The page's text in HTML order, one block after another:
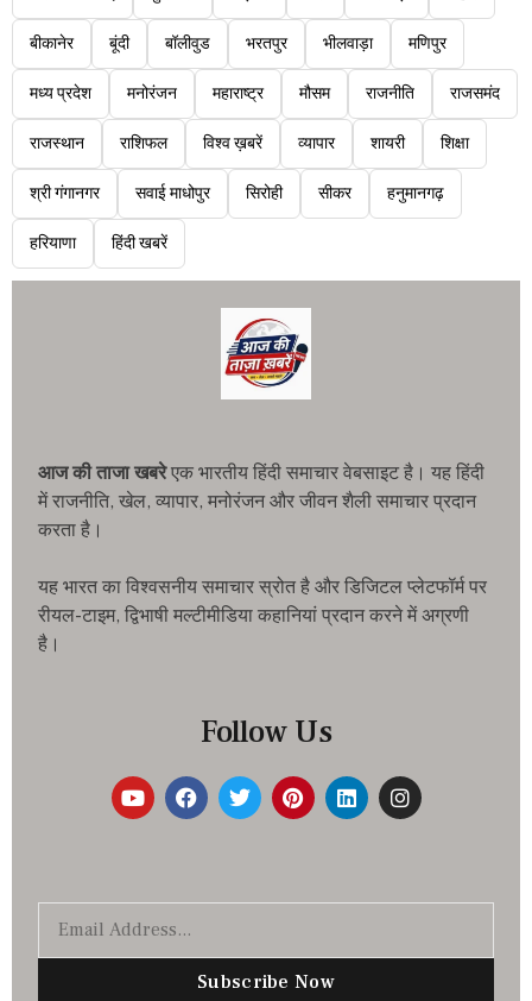
बीकानेर बूंदी बॉलीवुड भरतपुर भीलवाड़ा मणिपुर
मध्य प्रदेश मनोरंजन महाराष्ट्र मौसम राजनीति राजसमंद
राजस्थान राशिफल विश्व ख़बरें व्यापार शायरी शिक्षा
श्री गंगानगर सवाई माधोपुर सिरोही सीकर हनुमानगढ़
हरियाणा हिंदी खबरें
आज की ताजा खबरेएक भारतीय हिंदी समाचार वेबसाइट है। यह हिंदी
में राजनीति, खेल, व्यापार, मनोरंजन और जीवन शैली समाचार प्रदान
करता है।
यह भारत का विश्वसनीय समाचार स्रोत है और डिजिटल प्लेटफॉर्म पर
रीयल-टाइम, द्विभाषी मल्टीमीडिया कहानियां प्रदान करने में अग्रणी
है।
Follow Us
Subscribe Now